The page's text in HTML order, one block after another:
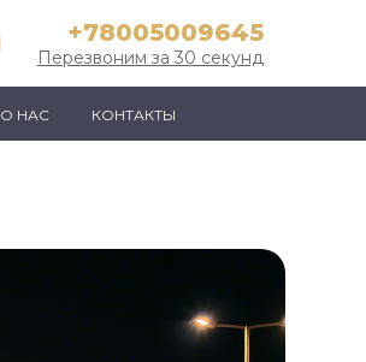
+78005009645
Перезвоним за 30 секунд
О НАС КОНТАКТЫ